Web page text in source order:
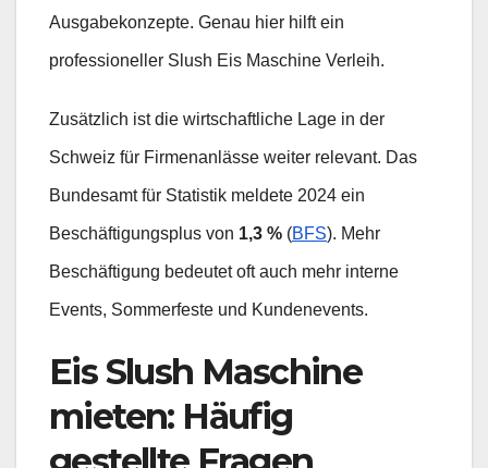
Ausgabekonzepte. Genau hier hilft ein
professioneller Slush Eis Maschine Verleih.
Zusätzlich ist die wirtschaftliche Lage in der
Schweiz für Firmenanlässe weiter relevant. Das
Bundesamt für Statistik meldete 2024 ein
Beschäftigungsplus von 1,3 % (BFS). Mehr
Beschäftigung bedeutet oft auch mehr interne
Events, Sommerfeste und Kundenevents.
Eis Slush Maschine
mieten: Häufig